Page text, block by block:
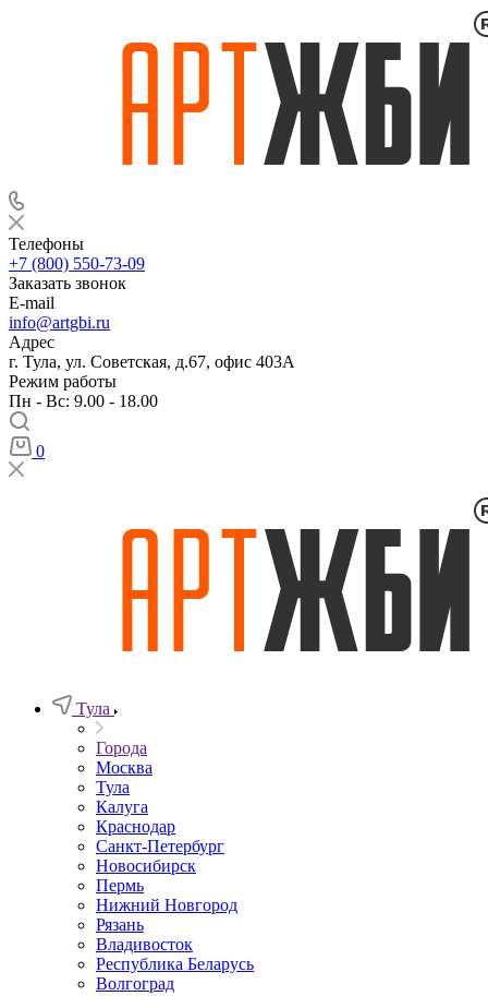
Телефоны
+7 (800) 550-73-09
Заказать звонок
E-mail
info@artgbi.ru
Адрес
г. Тула, ул. Советская, д.67, офис 403А
Режим работы
Пн - Вс: 9.00 - 18.00
0
Тула
Города
Москва
Тула
Калуга
Краснодар
Санкт-Петербург
Новосибирск
Пермь
Нижний Новгород
Рязань
Владивосток
Республика Беларусь
Волгоград